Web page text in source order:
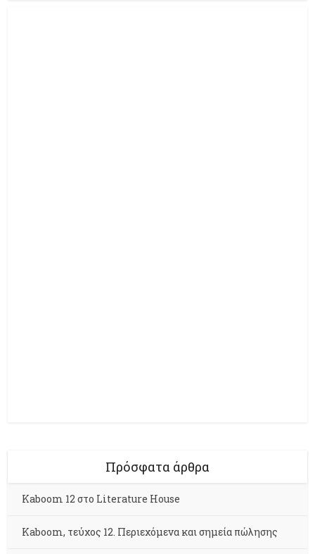
Πρόσφατα άρθρα
Kaboom 12 στο Literature House
Kaboom, τεύχος 12. Περιεχόμενα και σημεία πώλησης